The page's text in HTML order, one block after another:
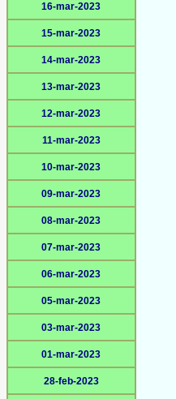
16-mar-2023
15-mar-2023
14-mar-2023
13-mar-2023
12-mar-2023
11-mar-2023
10-mar-2023
09-mar-2023
08-mar-2023
07-mar-2023
06-mar-2023
05-mar-2023
03-mar-2023
01-mar-2023
28-feb-2023